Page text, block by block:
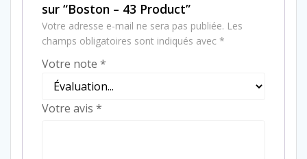
sur “Boston – 43 Product”
Votre adresse e-mail ne sera pas publiée. Les
champs obligatoires sont indiqués avec *
Votre note *
Votre avis *